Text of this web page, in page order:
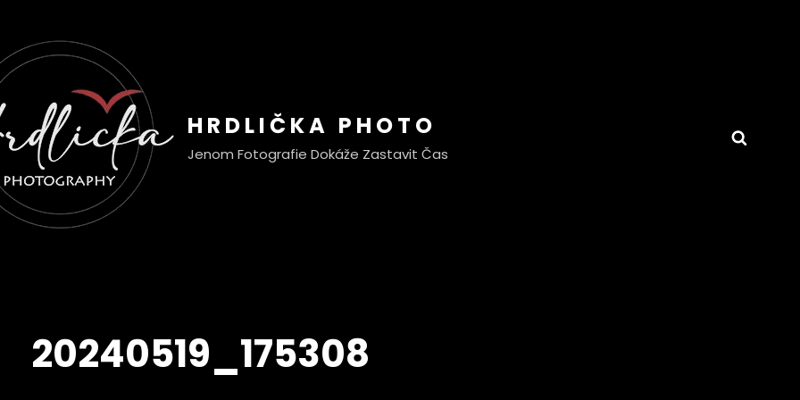
HRDLIČKA PHOTO
Jenom Fotografie Dokáže Zastavit Čas
20240519_175308